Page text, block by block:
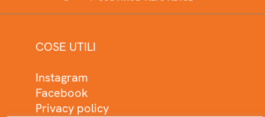
COSE UTILI
Instagram
Facebook
Privacy policy